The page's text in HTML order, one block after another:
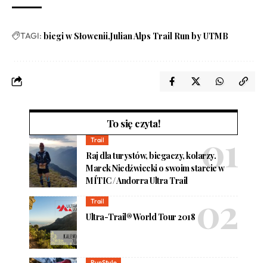
TAGI: biegi w Słowenii Julian Alps Trail Run by UTMB
To się czyta!
Trail
Raj dla turystów, biegaczy, kolarzy.
Marek Niedźwiecki o swoim starcie w
MÍTIC / Andorra Ultra Trail
Trail
Ultra-Trail® World Tour 2018